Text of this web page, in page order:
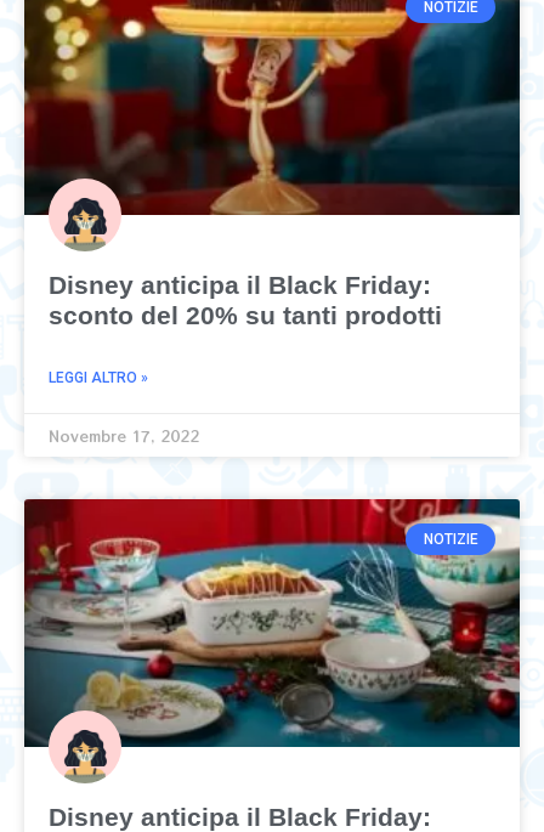
NOTIZIE
Disney anticipa il Black Friday:
sconto del 20% su tanti prodotti
LEGGI ALTRO »
Novembre 17, 2022
NOTIZIE
Disney anticipa il Black Friday: